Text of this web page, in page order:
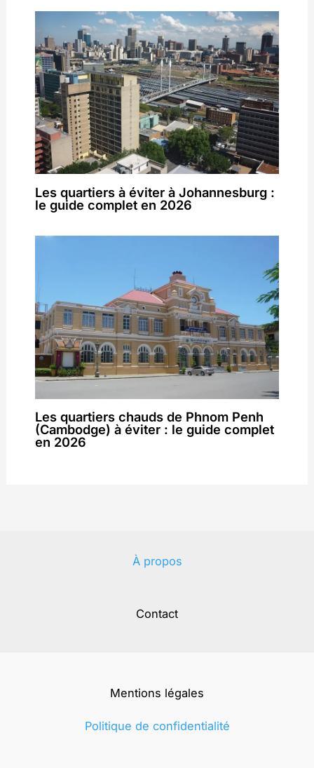
Les quartiers à éviter à Johannesburg :
le guide complet en 2026
Les quartiers chauds de Phnom Penh
(Cambodge) à éviter : le guide complet
en 2026
À propos
Contact
Mentions légales
Politique de confidentialité